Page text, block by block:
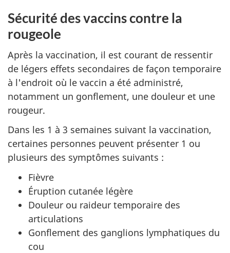
Sécurité des vaccins contre la
rougeole
Après la vaccination, il est courant de ressentir
de légers effets secondaires de façon temporaire
à l'endroit où le vaccin a été administré,
notamment un gonflement, une douleur et une
rougeur.
Dans les 1 à 3 semaines suivant la vaccination,
certaines personnes peuvent présenter 1 ou
plusieurs des symptômes suivants :
Fièvre
Éruption cutanée légère
Douleur ou raideur temporaire des
articulations
Gonflement des ganglions lymphatiques du
cou